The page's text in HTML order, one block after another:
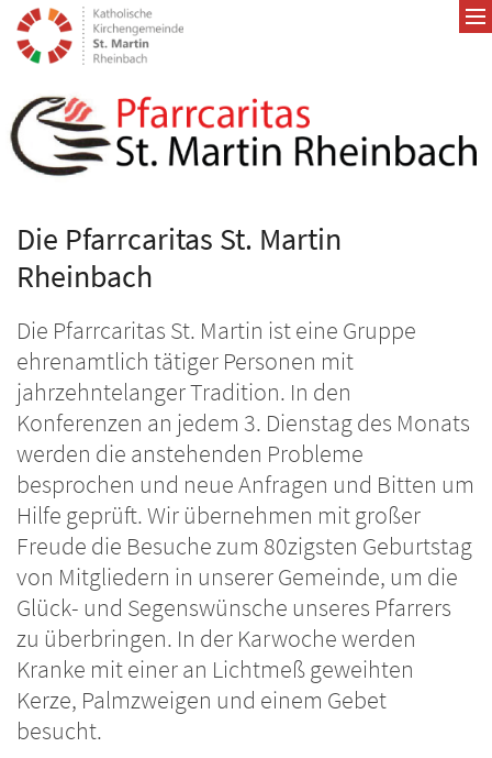
Zum Inhalt springen
Die Pfarrcaritas St. Martin
Rheinbach
Die Pfarrcaritas St. Martin ist eine Gruppe
ehrenamtlich tätiger Personen mit
jahrzehntelanger Tradition. In den
Konferenzen an jedem 3. Dienstag des Monats
werden die anstehenden Probleme
besprochen und neue Anfragen und Bitten um
Hilfe geprüft. Wir übernehmen mit großer
Freude die Besuche zum 80zigsten Geburtstag
von Mitgliedern in unserer Gemeinde, um die
Glück- und Segenswünsche unseres Pfarrers
zu überbringen. In der Karwoche werden
Kranke mit einer an Lichtmeß geweihten
Kerze, Palmzweigen und einem Gebet
besucht.